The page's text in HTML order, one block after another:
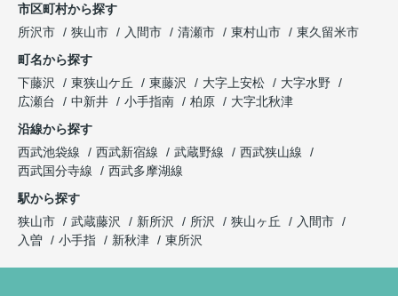
市区町村から探す
所沢市
狭山市 入間市 清瀬市 東村山市
東久留米市
町名から探す
下藤沢
東狭山ケ丘 東藤沢 大字上安松
大字水野
広瀬台
中新井 小手指南 柏原
大字北秋津
沿線から探す
西武池袋線
西武新宿線 武蔵野線
西武狭山線
西武国分寺線
西武多摩湖線
駅から探す
狭山市
武蔵藤沢 新所沢 所沢 狭山ヶ丘
入間市
入曽
小手指 新秋津 東所沢